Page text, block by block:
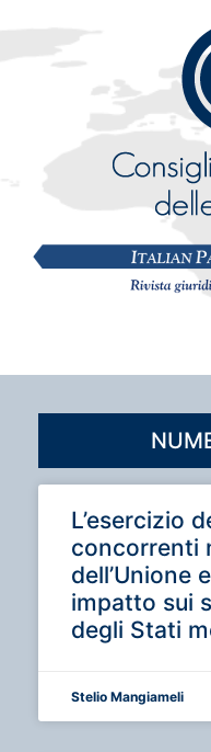
L’esercizio
concorrenti
dell’Unione
impatto sui
degli Stati
Stelio Mangiameli